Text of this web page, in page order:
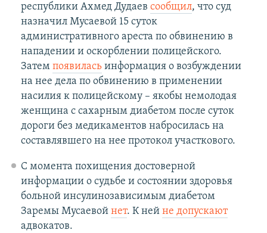
республики Ахмед Дудаев сообщил, что суд
назначил Мусаевой 15 суток
административного ареста по обвинению в
нападении и оскорблении полицейского.
Затем появиласьинформация о возбуждении
на нее дела по обвинению в применении
насилия к полицейскому – якобы немолодая
женщина с сахарным диабетом после суток
дороги без медикаментов набросилась на
составлявшего на нее протокол участкового.
С момента похищения достоверной
информации о судьбе и состоянии здоровья
больной инсулинозависимым диабетом
Заремы Мусаевой нет. К ней не допускают
адвокатов.